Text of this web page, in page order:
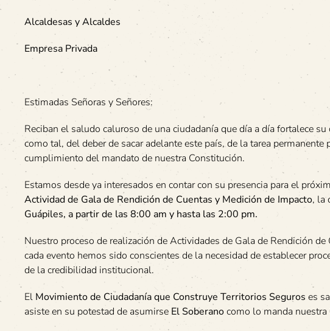
Alcaldesas y Alcaldes
Empresa Privada
Estimadas Señoras y Señores:
Reciban el saludo caluroso de una ciudadanía que día a día fortalece
como tal, del deber de sacar adelante este país, de la tarea permanente
cumplimiento del mandato de nuestra Constitución.
Estamos desde ya interesados en contar con su presencia para el
Actividad de Gala de Rendición de Cuentas y Medición de Impacto, la
Guápiles, a partir de las 8:00 am y hasta las 2:00 pm.
Nuestro proceso de realización de Actividades de Gala de Rendición
cada evento hemos sido conscientes de la necesidad de establecer
de la credibilidad institucional.
El Movimiento de Ciudadanía que Construye Territorios Seguros es
asiste en su potestad de asumirse El Soberanocomo lo manda nuestra